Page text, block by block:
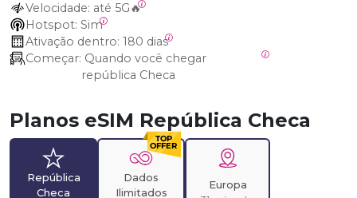
Velocidade: até 5G🔥
Hotspot: Sim
Ativação dentro: 180 dias
Começar:
república Checa
Planos eSIM República Checa
República
Checa
Dados
Ilimitados
Europa